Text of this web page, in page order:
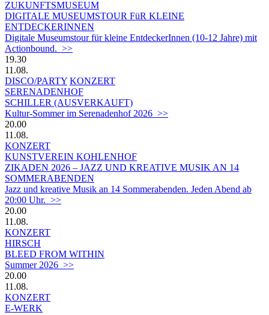
ZUKUNFTSMUSEUM
DIGITALE MUSEUMSTOUR FüR KLEINE
ENTDECKERINNEN
Digitale Museumstour für kleine EntdeckerInnen (10-12 Jahre) mit
Actionbound. >>
19.30
11.08.
DISCO/PARTY KONZERT
SERENADENHOF
SCHILLER (AUSVERKAUFT)
Kultur-Sommer im Serenadenhof 2026 >>
20.00
11.08.
KONZERT
KUNSTVEREIN KOHLENHOF
ZIKADEN 2026 – JAZZ UND KREATIVE MUSIK AN 14
SOMMERABENDEN
Jazz und kreative Musik an 14 Sommerabenden. Jeden Abend ab
20:00 Uhr. >>
20.00
11.08.
KONZERT
HIRSCH
BLEED FROM WITHIN
Summer 2026 >>
20.00
11.08.
KONZERT
E-WERK